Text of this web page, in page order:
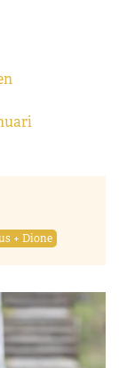
+ Dione